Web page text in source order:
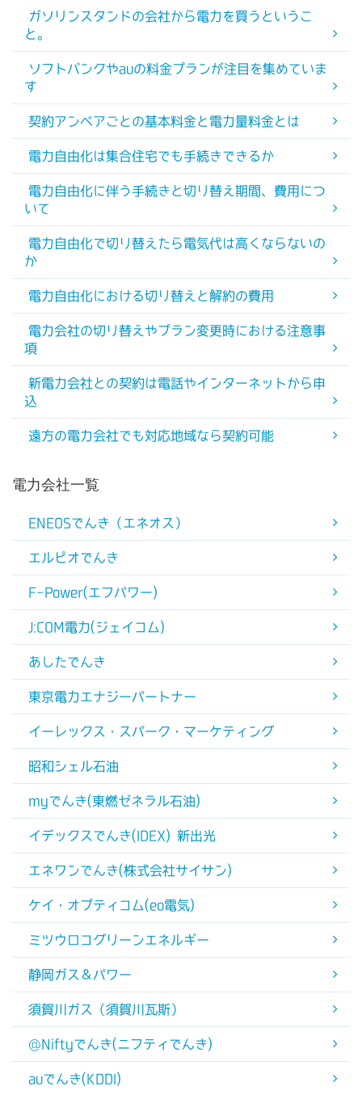
ガソリンスタンドの会社から電力を買うというこ
と。
ソフトバンクやauの料金プランが注目を集めていま
す
契約アンペアごとの基本料金と電力量料金とは
電力自由化は集合住宅でも手続きできるか
電力自由化に伴う手続きと切り替え期間、費用につ
いて
電力自由化で切り替えたら電気代は高くならないの
か
電力自由化における切り替えと解約の費用
電力会社の切り替えやプラン変更時における注意事
項
新電力会社との契約は電話やインターネットから申
込
遠方の電力会社でも対応地域なら契約可能
電力会社一覧
ENEOSでんき（エネオス）
エルピオでんき
F-Power(エフパワー)
J:COM電力(ジェイコム)
あしたでんき
東京電力エナジーパートナー
イーレックス・スパーク・マーケティング
昭和シェル石油
myでんき(東燃ゼネラル石油)
イデックスでんき(IDEX) 新出光
エネワンでんき(株式会社サイサン)
ケイ・オプティコム(eo電気)
ミツウロコグリーンエネルギー
静岡ガス＆パワー
須賀川ガス（須賀川瓦斯）
@Niftyでんき(ニフティでんき)
auでんき(KDDI)